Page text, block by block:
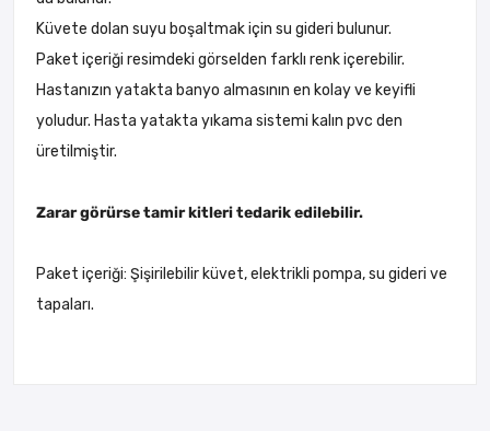
Küvete dolan suyu boşaltmak için su gideri bulunur.
Paket içeriği resimdeki görselden farklı renk içerebilir.
Hastanızın yatakta banyo almasının en kolay ve keyifli
yoludur. Hasta yatakta yıkama sistemi kalın pvc den
üretilmiştir.
Zarar görürse tamir kitleri tedarik edilebilir.
Paket içeriği: Şişirilebilir küvet, elektrikli pompa, su gideri ve
tapaları.